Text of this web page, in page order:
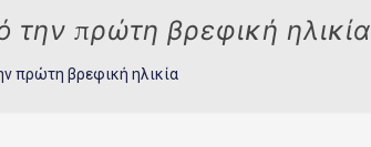
πρώτη βρεφική ηλικία
πρώτη βρεφική ηλικία